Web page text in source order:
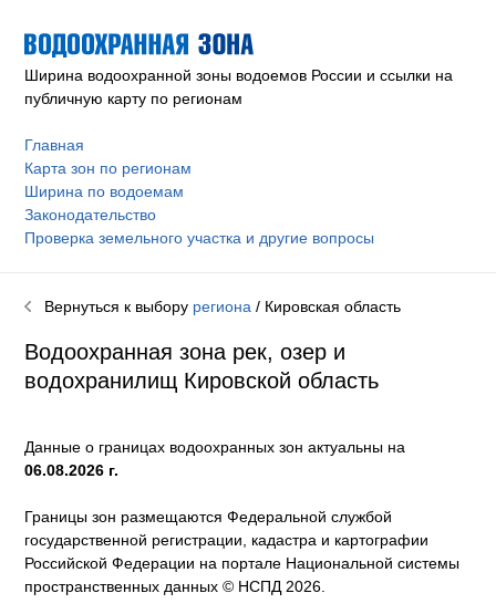
Ширина водоохранной зоны водоемов России и ссылки на
публичную карту по регионам
Главная
Карта зон по регионам
Ширина по водоемам
Законодательство
Проверка земельного участка и другие вопросы
Вернуться к выбору региона / Кировская область
Водоохранная зона рек, озер и
водохранилищ Кировской область
Данные о границах водоохранных зон актуальны на
06.08.2026 г.
Границы зон размещаются Федеральной службой
государственной регистрации, кадастра и картографии
Российской Федерации на портале Национальной системы
пространственных данных © НСПД 2026.